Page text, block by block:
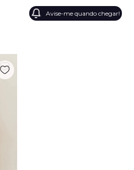
Avise-me quando chegar!